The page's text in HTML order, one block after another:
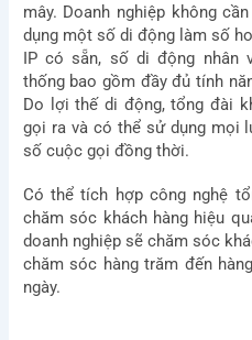
mây. Doanh nghiệp không
dụng một số di động làm số
IP có sẵn, số di động nhân
thống bao gồm đầy đủ tính
Do lợi thế di động, tổng đài
gọi ra và có thể sử dụng mọi
số cuộc gọi đồng thời.
Có thể tích hợp công nghệ
chăm sóc khách hàng hiệu
doanh nghiệp sẽ chăm sóc
chăm sóc hàng trăm đến
ngày.